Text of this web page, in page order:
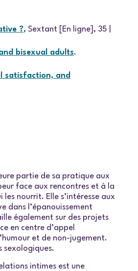
?, Sextant [En ligne], 35 |
bisexual adults.
satisfaction, and
partie de sa pratique aux
face aux rencontres et à la
nourrit. Elle s’intéresse aux
dans l’épanouissement
également sur des projets
en centre d’appel
et de non-jugement.
sexologiques.
intimes est une